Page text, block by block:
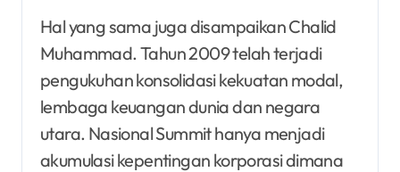
Hal yang sama juga disampaikan Chalid
Muhammad. Tahun 2009 telah terjadi
pengukuhan konsolidasi kekuatan modal,
lembaga keuangan dunia dan negara
utara. Nasional Summit hanya menjadi
akumulasi kepentingan korporasi dimana